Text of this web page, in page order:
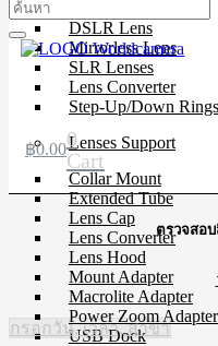
DSLR Lens
Mirrorless Lens
SLR Lenses
Lens Converter
Step-Up/Down
Lenses Support
Collar Mount
Extended Tube
Lens Cap
Lens Converter
Lens Hood
Mount Adapter
Macrolite Adapter
Power Zoom Adapter
USB Dock
฿0.000
Cart
ตรวจสอ
กรอกวัน, เวลา, สาขา